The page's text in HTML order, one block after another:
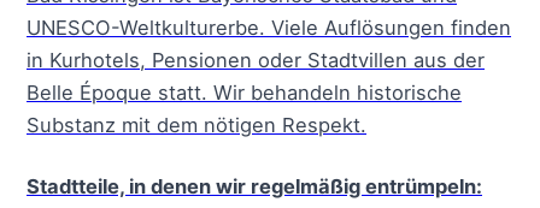
UNESCO-Weltkulturerbe. Viele Auflösungen finden
in Kurhotels, Pensionen oder Stadtvillen aus der
Belle Époque statt. Wir behandeln historische
Substanz mit dem nötigen Respekt.
Stadtteile, in denen wir regelmäßig entrümpeln: